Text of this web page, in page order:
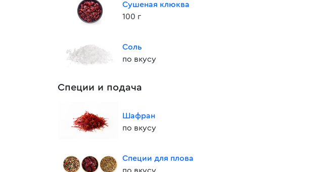
Сушеная клюква
100 г
Соль
по вкусу
Специи и подача
Шафран
по вкусу
Специи для плова